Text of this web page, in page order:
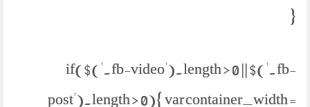
}
if($('.fb-video').length > 0 || $('.fb-
post').length > 0){ var container_width =